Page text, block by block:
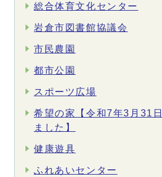
総合体育文化センター
岩倉市図書館協議会
市民農園
都市公園
スポーツ広場
希望の家【令和7年3月31
ました】
健康遊具
ふれあいセンター